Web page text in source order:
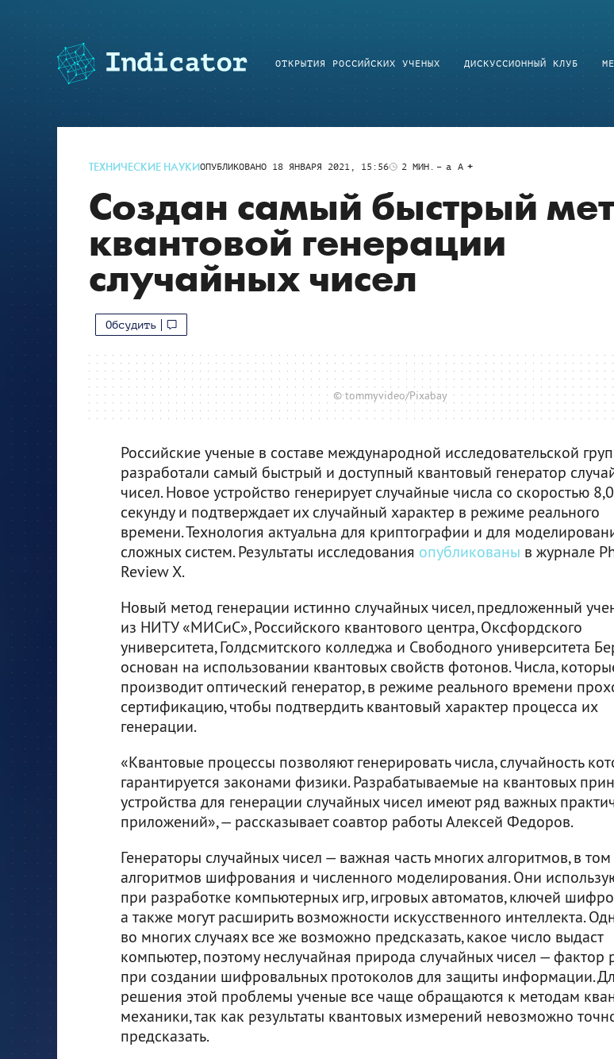
ОТКРЫТИЯ РОССИЙСКИХ УЧЕНЫХ ДИСКУССИОННЫЙ КЛУБ
ТЕХНИЧЕСКИЕ НАУКИОПУБЛИКОВАНО 18 ЯНВАРЯ 2021, 15:56 2 МИН. a A
Создан самый быстрый
квантовой генерации
случайных чисел
Обсудить
© tommyvideo/Pixabay
Российские ученые в составе международной исследовательской
разработали самый быстрый и доступный квантовый генератор
чисел. Новое устройство генерирует случайные числа со скоростью
секунду и подтверждает их случайный характер в режиме реального
времени. Технология актуальна для криптографии и для
сложных систем. Результаты исследования опубликованы в журнале
Review X.
Новый метод генерации истинно случайных чисел, предложенный
из НИТУ «МИСиС», Российского квантового центра, Оксфордского
университета, Голдсмитского колледжа и Свободного университета
основан на использовании квантовых свойств фотонов. Числа,
производит оптический генератор, в режиме реального времени
сертификацию, чтобы подтвердить квантовый характер процесса их
генерации.
«Квантовые процессы позволяют генерировать числа, случайность
гарантируется законами физики. Разрабатываемые на квантовых
устройства для генерации случайных чисел имеют ряд важных
приложений», — рассказывает соавтор работы Алексей Федоров.
Генераторы случайных чисел — важная часть многих алгоритмов, в
алгоритмов шифрования и численного моделирования. Они
при разработке компьютерных игр, игровых автоматов, ключей
а также могут расширить возможности искусственного интеллекта.
во многих случаях все же возможно предсказать, какое число выдаст
компьютер, поэтому неслучайная природа случайных чисел — фактор
при создании шифровальных протоколов для защиты информации.
решения этой проблемы ученые все чаще обращаются к методам
механики, так как результаты квантовых измерений невозможно
предсказать.